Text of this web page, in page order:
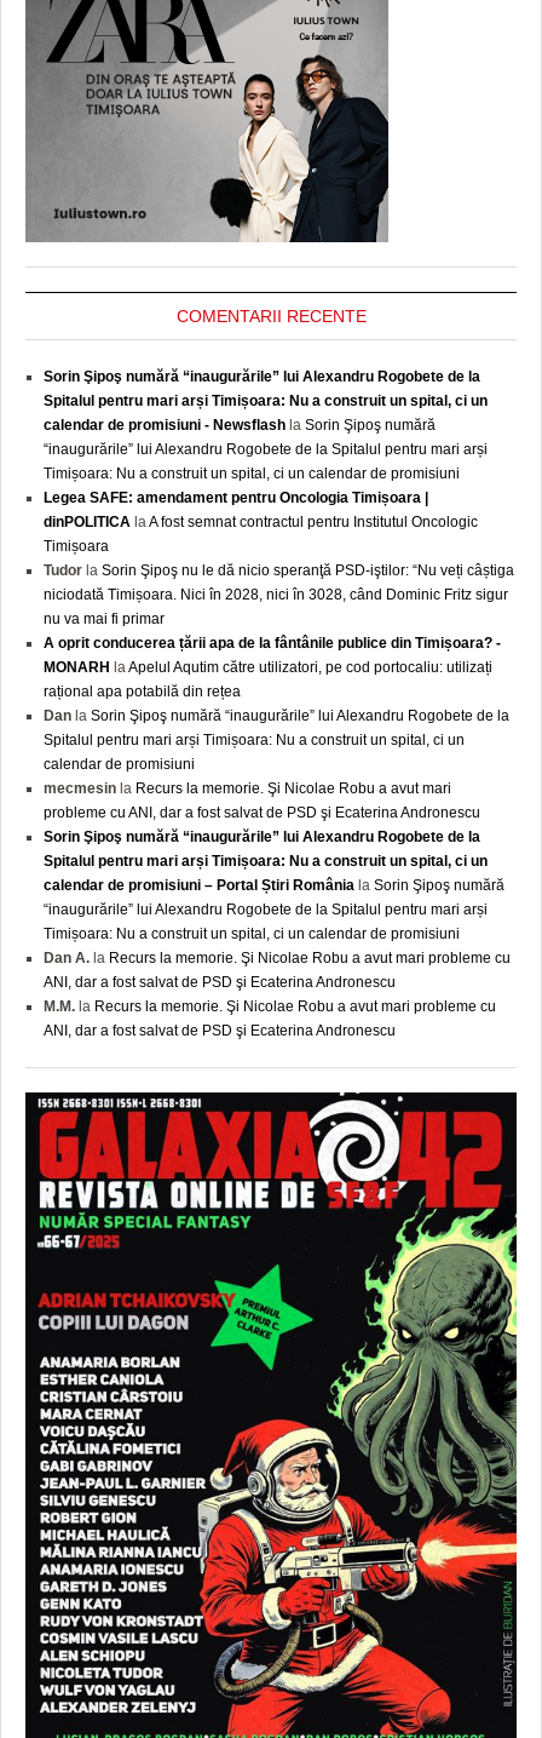
COMENTARII RECENTE
Sorin Şipoş numără “inaugurările” lui Alexandru Rogobete de la
Spitalul pentru mari arși Timișoara: Nu a construit un spital, ci un
calendar de promisiuni - Newsflash la Sorin Şipoş numără
“inaugurările” lui Alexandru Rogobete de la Spitalul pentru mari arși
Timișoara: Nu a construit un spital, ci un calendar de promisiuni
Legea SAFE: amendament pentru Oncologia Timișoara |
dinPOLITICA la A fost semnat contractul pentru Institutul Oncologic
Timișoara
Tudor la Sorin Şipoş nu le dă nicio speranţă PSD-iştilor: “Nu veți câștiga
niciodată Timișoara. Nici în 2028, nici în 3028, când Dominic Fritz sigur
nu va mai fi primar
A oprit conducerea țării apa de la fântânile publice din Timișoara? -
MONARH la Apelul Aqutim către utilizatori, pe cod portocaliu: utilizați
rațional apa potabilă din rețea
Dan la Sorin Şipoş numără “inaugurările” lui Alexandru Rogobete de la
Spitalul pentru mari arși Timișoara: Nu a construit un spital, ci un
calendar de promisiuni
mecmesin la Recurs la memorie. Şi Nicolae Robu a avut mari
probleme cu ANI, dar a fost salvat de PSD şi Ecaterina Andronescu
Sorin Şipoş numără “inaugurările” lui Alexandru Rogobete de la
Spitalul pentru mari arși Timișoara: Nu a construit un spital, ci un
calendar de promisiuni – Portal Știri România la Sorin Şipoş numără
“inaugurările” lui Alexandru Rogobete de la Spitalul pentru mari arși
Timișoara: Nu a construit un spital, ci un calendar de promisiuni
Dan A. la Recurs la memorie. Şi Nicolae Robu a avut mari probleme cu
ANI, dar a fost salvat de PSD şi Ecaterina Andronescu
M.M. la Recurs la memorie. Şi Nicolae Robu a avut mari probleme cu
ANI, dar a fost salvat de PSD şi Ecaterina Andronescu